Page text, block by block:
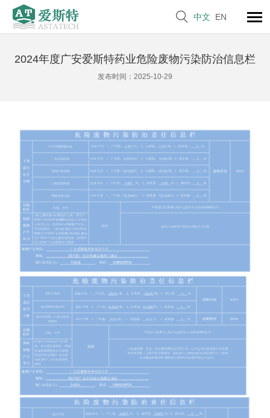
 中文 EN
2024年度广安爱斯特药业危险废物污染防治信息栏
发布时间：2025-10-29